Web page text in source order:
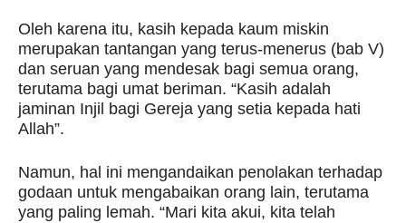
Oleh karena itu, kasih kepada kaum miskin
merupakan tantangan yang terus-menerus (bab V)
dan seruan yang mendesak bagi semua orang,
terutama bagi umat beriman. “Kasih adalah
jaminan Injil bagi Gereja yang setia kepada hati
Allah”.
Namun, hal ini mengandaikan penolakan terhadap
godaan untuk mengabaikan orang lain, terutama
yang paling lemah. “Mari kita akui, kita telah